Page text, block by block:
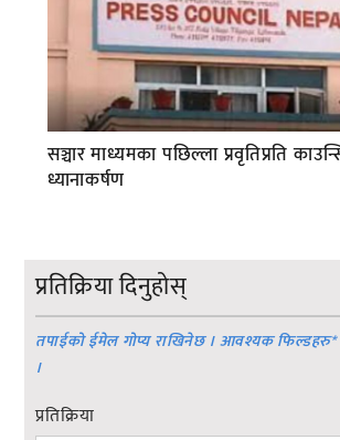
सञ्चार माध्यमका पछिल्ला प्रवृतिप्रति
ध्यानाकर्षण
प्रतिक्रिया दिनुहोस्
तपाईको ईमेल गोप्य राखिनेछ । आवश्यक फिल्डहरु*
।
प्रतिक्रिया